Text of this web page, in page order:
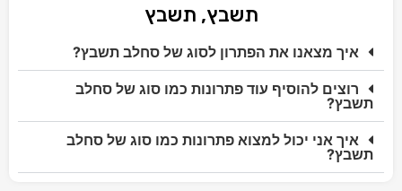
תשבץ, תשבץ
איך מצאנו את הפתרון לסוג של סחלב תשבץ?
רוצים להוסיף עוד פתרונות כמו סוג של סחלב
תשבץ?
איך אני יכול למצוא פתרונות כמו סוג של סחלב
תשבץ?